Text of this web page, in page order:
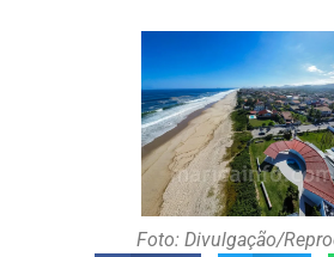
Foto: Divulgação/